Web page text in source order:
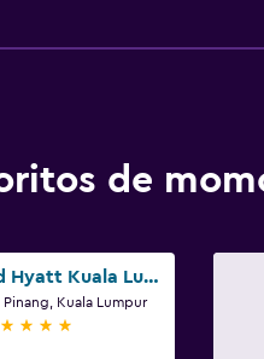
de
Grand Hyatt Kuala Lumpur
Pinang, Kuala Lumpur